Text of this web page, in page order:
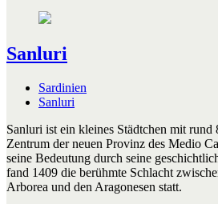
Sanluri
Sardinien
Sanluri
Sanluri ist ein kleines Städtchen mit
Zentrum der neuen Provinz des Medio
seine Bedeutung durch seine
fand 1409 die berühmte Schlacht
Arborea und den Aragonesen statt.